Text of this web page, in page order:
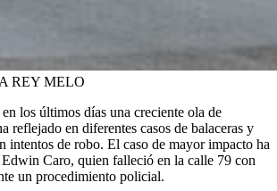
REY MELO
los últimos días una creciente ola de
reflejado en diferentes casos de balaceras y
intentos de robo. El caso de mayor impacto ha
Caro, quien falleció en la calle 79 con
un procedimiento policial.